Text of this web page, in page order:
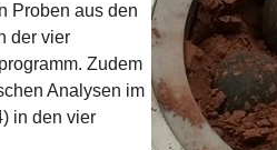
Proben aus den
der vier
Zudem
Analysen im
in den vier